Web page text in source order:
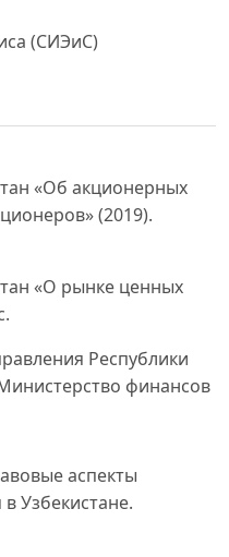
(СИЭиС)
«Об акционерных
(2019).
«О рынке ценных
Республики
финансов
аспекты
Узбекистане.